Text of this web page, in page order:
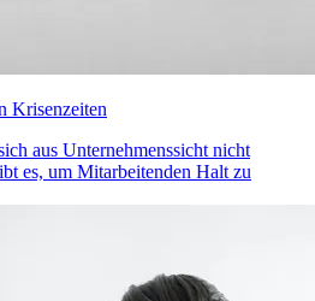
Krisenzeiten
aus Unternehmenssicht nicht
es, um Mitarbeitenden Halt zu